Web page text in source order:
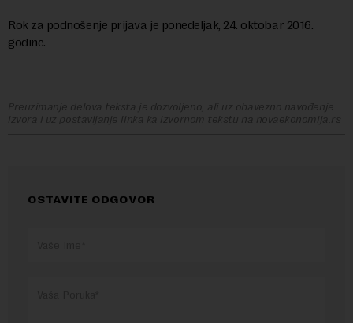
Rok za podnošenje prijava je ponedeljak, 24. oktobar 2016.
godine.
Preuzimanje delova teksta je dozvoljeno, ali uz obavezno navođenje
izvora i uz postavljanje linka ka izvornom tekstu na novaekonomija.rs
OSTAVITE ODGOVOR